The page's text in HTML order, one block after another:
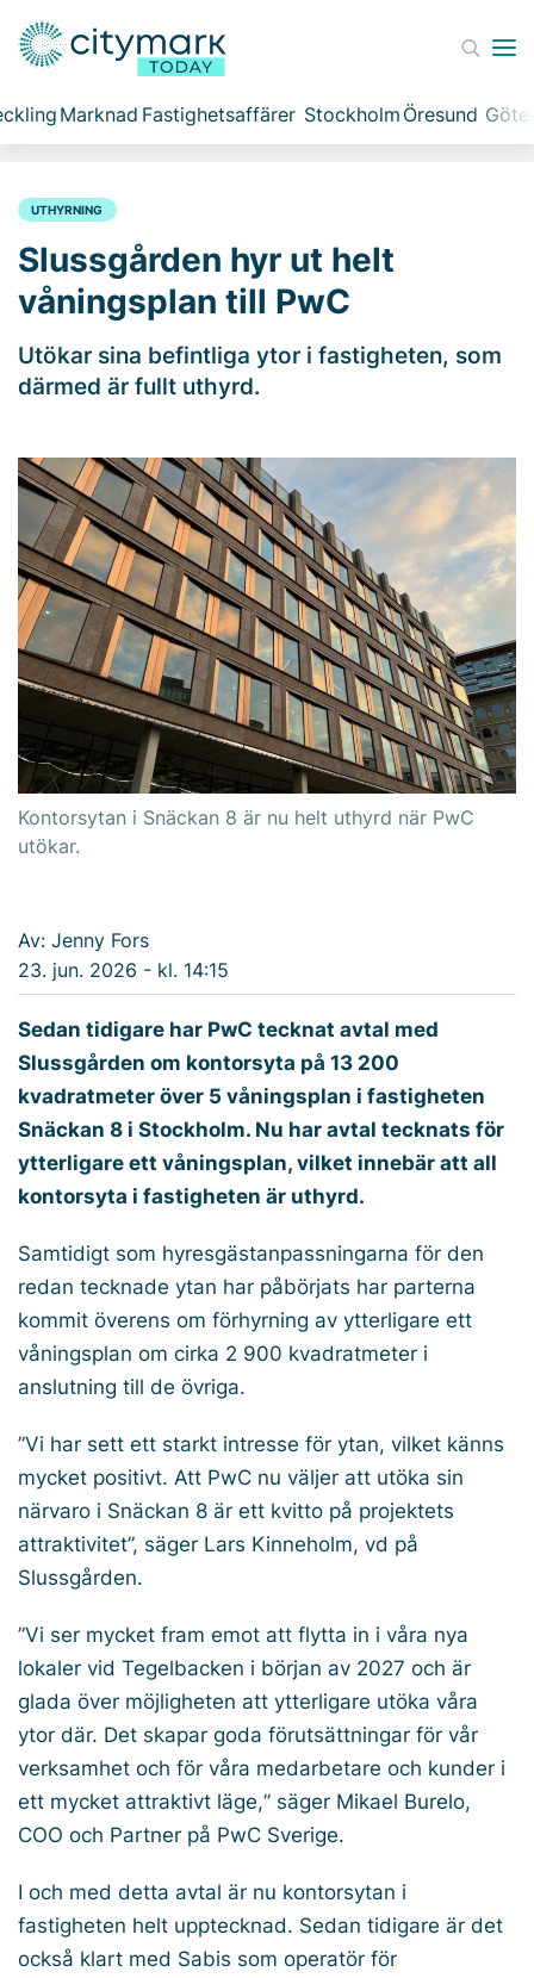
Marknad Fastighetsaffärer Stockholm Öresund
UTHYRNING
Slussgården hyr ut helt
våningsplan till PwC
Utökar sina befintliga ytor i fastigheten, som
därmed är fullt uthyrd.
Kontorsytan i Snäckan 8 är nu helt uthyrd när PwC
utökar.
Av: Jenny Fors
23. jun. 2026 - kl. 14:15
Sedan tidigare har PwC tecknat avtal med
Slussgården om kontorsyta på 13 200
kvadratmeter över 5 våningsplan i fastigheten
Snäckan 8 i Stockholm. Nu har avtal tecknats för
ytterligare ett våningsplan, vilket innebär att all
kontorsyta i fastigheten är uthyrd.
Samtidigt som hyresgästanpassningarna för den
redan tecknade ytan har påbörjats har parterna
kommit överens om förhyrning av ytterligare ett
våningsplan om cirka 2 900 kvadratmeter i
anslutning till de övriga.
”Vi har sett ett starkt intresse för ytan, vilket känns
mycket positivt. Att PwC nu väljer att utöka sin
närvaro i Snäckan 8 är ett kvitto på projektets
attraktivitet”, säger Lars Kinneholm, vd på
Slussgården.
”Vi ser mycket fram emot att flytta in i våra nya
lokaler vid Tegelbacken i början av 2027 och är
glada över möjligheten att ytterligare utöka våra
ytor där. Det skapar goda förutsättningar för vår
verksamhet och för våra medarbetare och kunder i
ett mycket attraktivt läge,” säger Mikael Burelo,
COO och Partner på PwC Sverige.
I och med detta avtal är nu kontorsytan i
fastigheten helt upptecknad. Sedan tidigare är det
också klart med Sabis som operatör för